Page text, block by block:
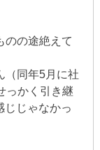
のの途絶えて
（同年5月に社
っかく引き継
じじゃなかっ